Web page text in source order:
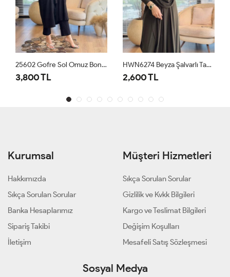
25602 Gofre Sol Omuz Boncuk İşli 3lü Takım Siyah
3,800 TL
HWN6274 Beyza Şalvarlı Takım Haki
2,600 TL
Kurumsal
Hakkımızda
Sıkça Sorulan Sorular
Banka Hesaplarımız
Sipariş Takibi
İletişim
Müşteri Hizmetleri
Sıkça Sorulan Sorular
Gizlilik ve Kvkk Bilgileri
Kargo ve Teslimat Bilgileri
Değişim Koşulları
Mesafeli Satış Sözleşmesi
Sosyal Medya